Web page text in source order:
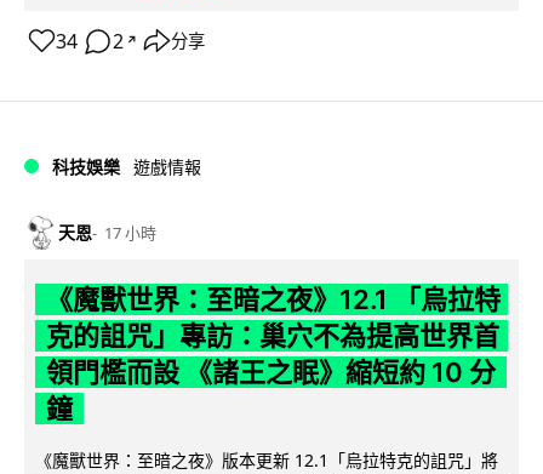
34 2 ↗ 分享
科技娛樂 遊戲情報
天恩 17 小時
《魔獸世界：至暗之夜》12.1 「烏拉特
克的詛咒」專訪：巢穴不為提高世界首
領門檻而設 《諸王之眠》縮短約 10 分
鐘
《魔獸世界：至暗之夜》版本更新 12.1「烏拉特克的詛咒」將